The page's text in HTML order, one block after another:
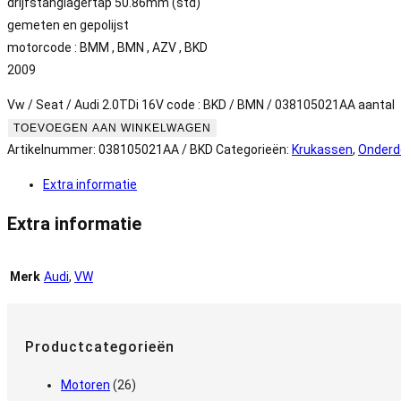
gemeten en gepolijst
motorcode : BMM , BMN , AZV , BKD
2009
Vw / Seat / Audi 2.0TDi 16V code : BKD / BMN / 038105021AA aantal
TOEVOEGEN AAN WINKELWAGEN
Artikelnummer: 038105021AA / BKD Categorieën: Krukassen,
Extra informatie
Extra informatie
Merk Audi, VW
Productcategorieën
Motoren (26)